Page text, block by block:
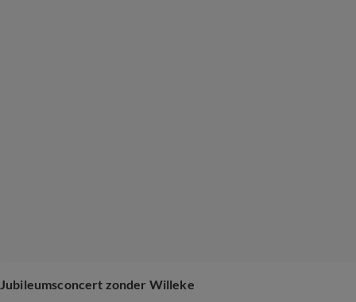
Jubileumsconcert zonder Willeke